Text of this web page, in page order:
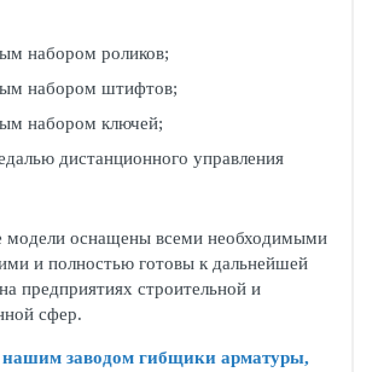
набором роликов;
набором штифтов;
набором ключей;
дистанционного управления
модели оснащены всеми необходимыми
и полностью готовы к дальнейшей
предприятиях строительной и
сфер.
нашим заводом гибщики арматуры,